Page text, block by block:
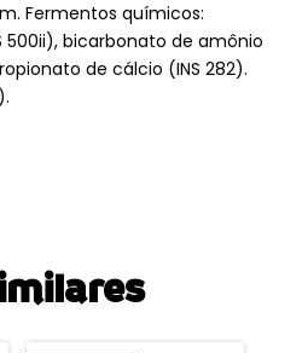
Fermentos químicos:
500ii), bicarbonato de amônio
de cálcio (INS 282).